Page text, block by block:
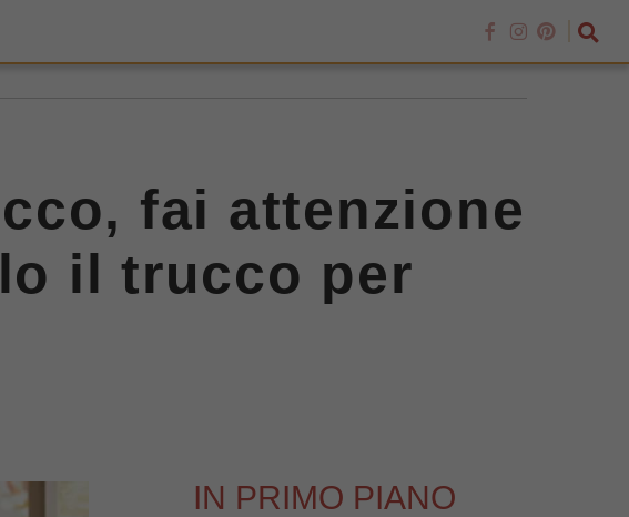
fai attenzione
il trucco per
IN PRIMO PIANO